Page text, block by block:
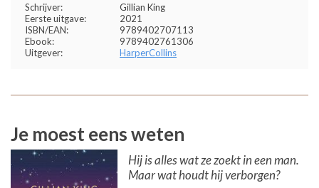
Schrijver:
Gillian King
Eerste uitgave:
2021
ISBN/EAN:
9789402707113
Ebook:
9789402761306
Uitgever:
HarperCollins
Je moest eens weten
Hij is alles wat ze zoekt in een man.
Maar wat houdt hij verborgen?